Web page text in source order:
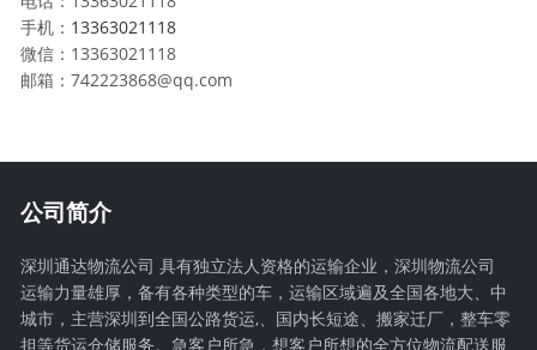
手机： 13363021118
微信：13363021118
邮箱：742223868@qq.com
公司简介
深圳通达物流公司 具有独立法人资格的运输企业，深圳物流公司
运输力量雄厚，备有各种类型的车，运输区域遍及全国各地大、中
城市，主营深圳到全国公路货运,、国内长短途、搬家迁厂，整车零
担等货运仓储服务。急客户所急，想客户所想的全方位物流配送服